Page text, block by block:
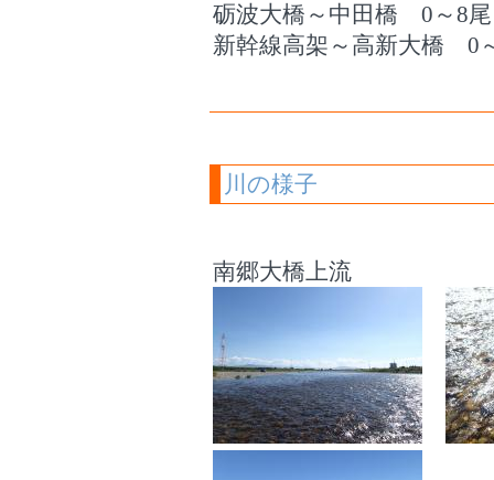
砺波大橋～中田橋 0～8
新幹線高架～高新大橋 0
川の様子
南郷大橋上流